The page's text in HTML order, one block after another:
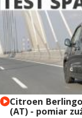
Citroen
(AT) - pomiar